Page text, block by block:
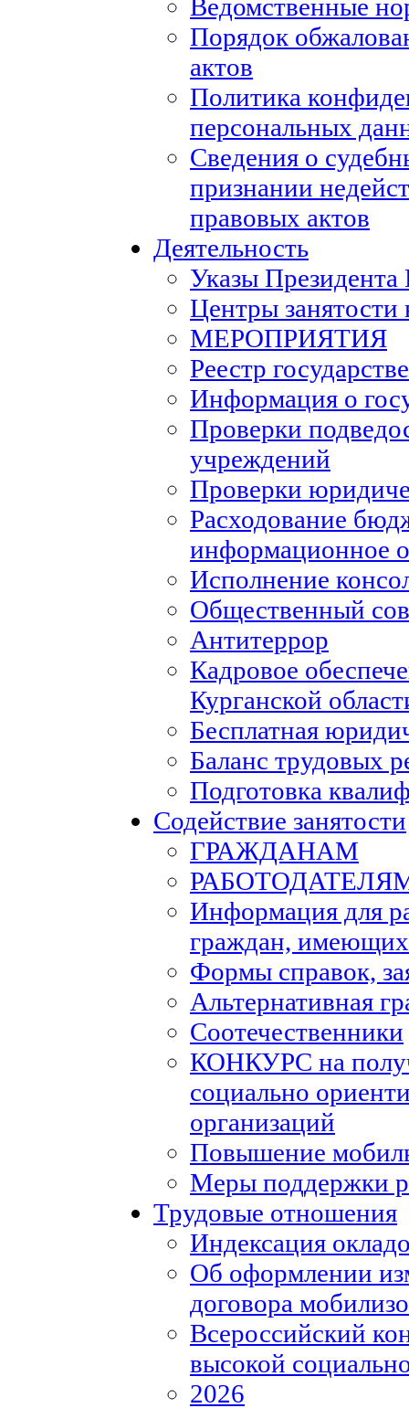
Ведомственные
Порядок
актов
Политика
персональных
Сведения о
признании
правовых актов
Деятельность
Указы
Центры занятости
МЕРОПРИЯТИЯ
Реестр
Информация о
Проверки
учреждений
Проверки
Расходование
информационное
Исполнение
Общественный
Антитеррор
Кадровое
Курганской
Бесплатная
Баланс трудовых
Подготовка
Содействие занятости
ГРАЖДАНАМ
Информация для
граждан,
Формы справок,
Альтернативная
Соотечественники
КОНКУРС на
социально
организаций
Повышение
Меры поддержки
Трудовые отношения
Индексация
Об оформлении
договора
Всероссийский
высокой
2026